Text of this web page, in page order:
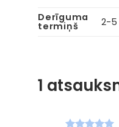
Derīguma
termiņš 2-5
1